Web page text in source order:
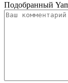
Подобранный